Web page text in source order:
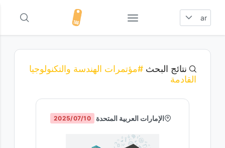
ar
نتائج البحث #مؤتمرات الهندسة والتكنولوجيا
القادمة
‏الإمارات العربية المتحدة 10‏/07‏/2025